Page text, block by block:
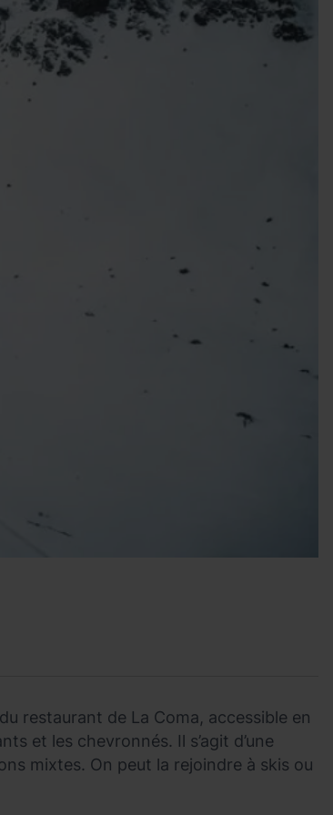
restaurant de La Coma, accessible en
et les chevronnés. Il s’agit d’une
mixtes. On peut la rejoindre à skis ou